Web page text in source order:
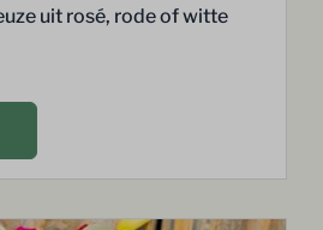
uit rosé, rode of witte